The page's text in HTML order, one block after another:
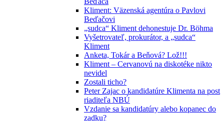
Kliment: Väzenská agentúra o Pavlovi
Beďačovi
„sudca“ Kliment dehonestuje Dr. Böhma
Vyšetrovateľ, prokurátor, a „sudca“
Kliment
Anketa, Tokár a Beňová? Lož!!!
Kliment – Cervanovú na diskotéke nikto
nevidel
Zostali ticho?
Peter Zajac o kandidatúre Klimenta na post
riaditeľa NBÚ
Vzdanie sa kandidatúry alebo kopanec do
zadku?